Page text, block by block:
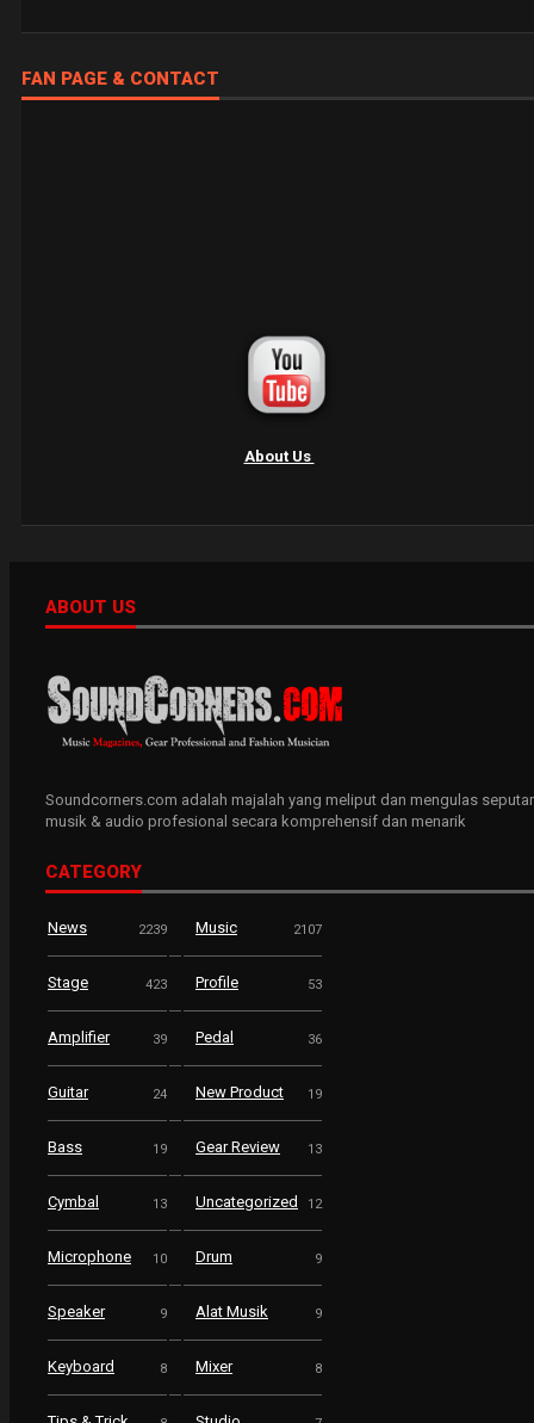
FAN PAGE & CONTACT
About Us
ABOUT US
Soundcorners.com adalah majalah yang meliput dan mengulas seputar
musik & audio profesional secara komprehensif dan menarik
CATEGORY
News 2239 Music 2107
Stage 423 Profile 53
Amplifier 39 Pedal 36
Guitar 24 New Product 19
Bass 19 Gear Review 13
Cymbal 13 Uncategorized 12
Microphone 10 Drum 9
Speaker 9 Alat Musik 9
Keyboard 8 Mixer 8